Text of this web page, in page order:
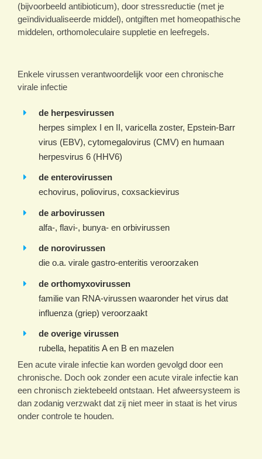
(bijvoorbeeld antibioticum), door stressreductie (met je
geïndividualiseerde middel), ontgiften met homeopathische
middelen, orthomoleculaire suppletie en leefregels.
Enkele virussen verantwoordelijk voor een chronische
virale infectie
de herpesvirussen
herpes simplex I en II, varicella zoster, Epstein-Barr
virus (EBV), cytomegalovirus (CMV) en humaan
herpesvirus 6 (HHV6)
de enterovirussen
echovirus, poliovirus, coxsackievirus
de arbovirussen
alfa-, flavi-, bunya- en orbivirussen
de norovirussen
die o.a. virale gastro-enteritis veroorzaken
de orthomyxovirussen
familie van RNA-virussen waaronder het virus dat
influenza (griep) veroorzaakt
de overige virussen
rubella, hepatitis A en B en mazelen
Een acute virale infectie kan worden gevolgd door een
chronische. Doch ook zonder een acute virale infectie kan
een chronisch ziektebeeld ontstaan. Het afweersysteem is
dan zodanig verzwakt dat zij niet meer in staat is het virus
onder controle te houden.